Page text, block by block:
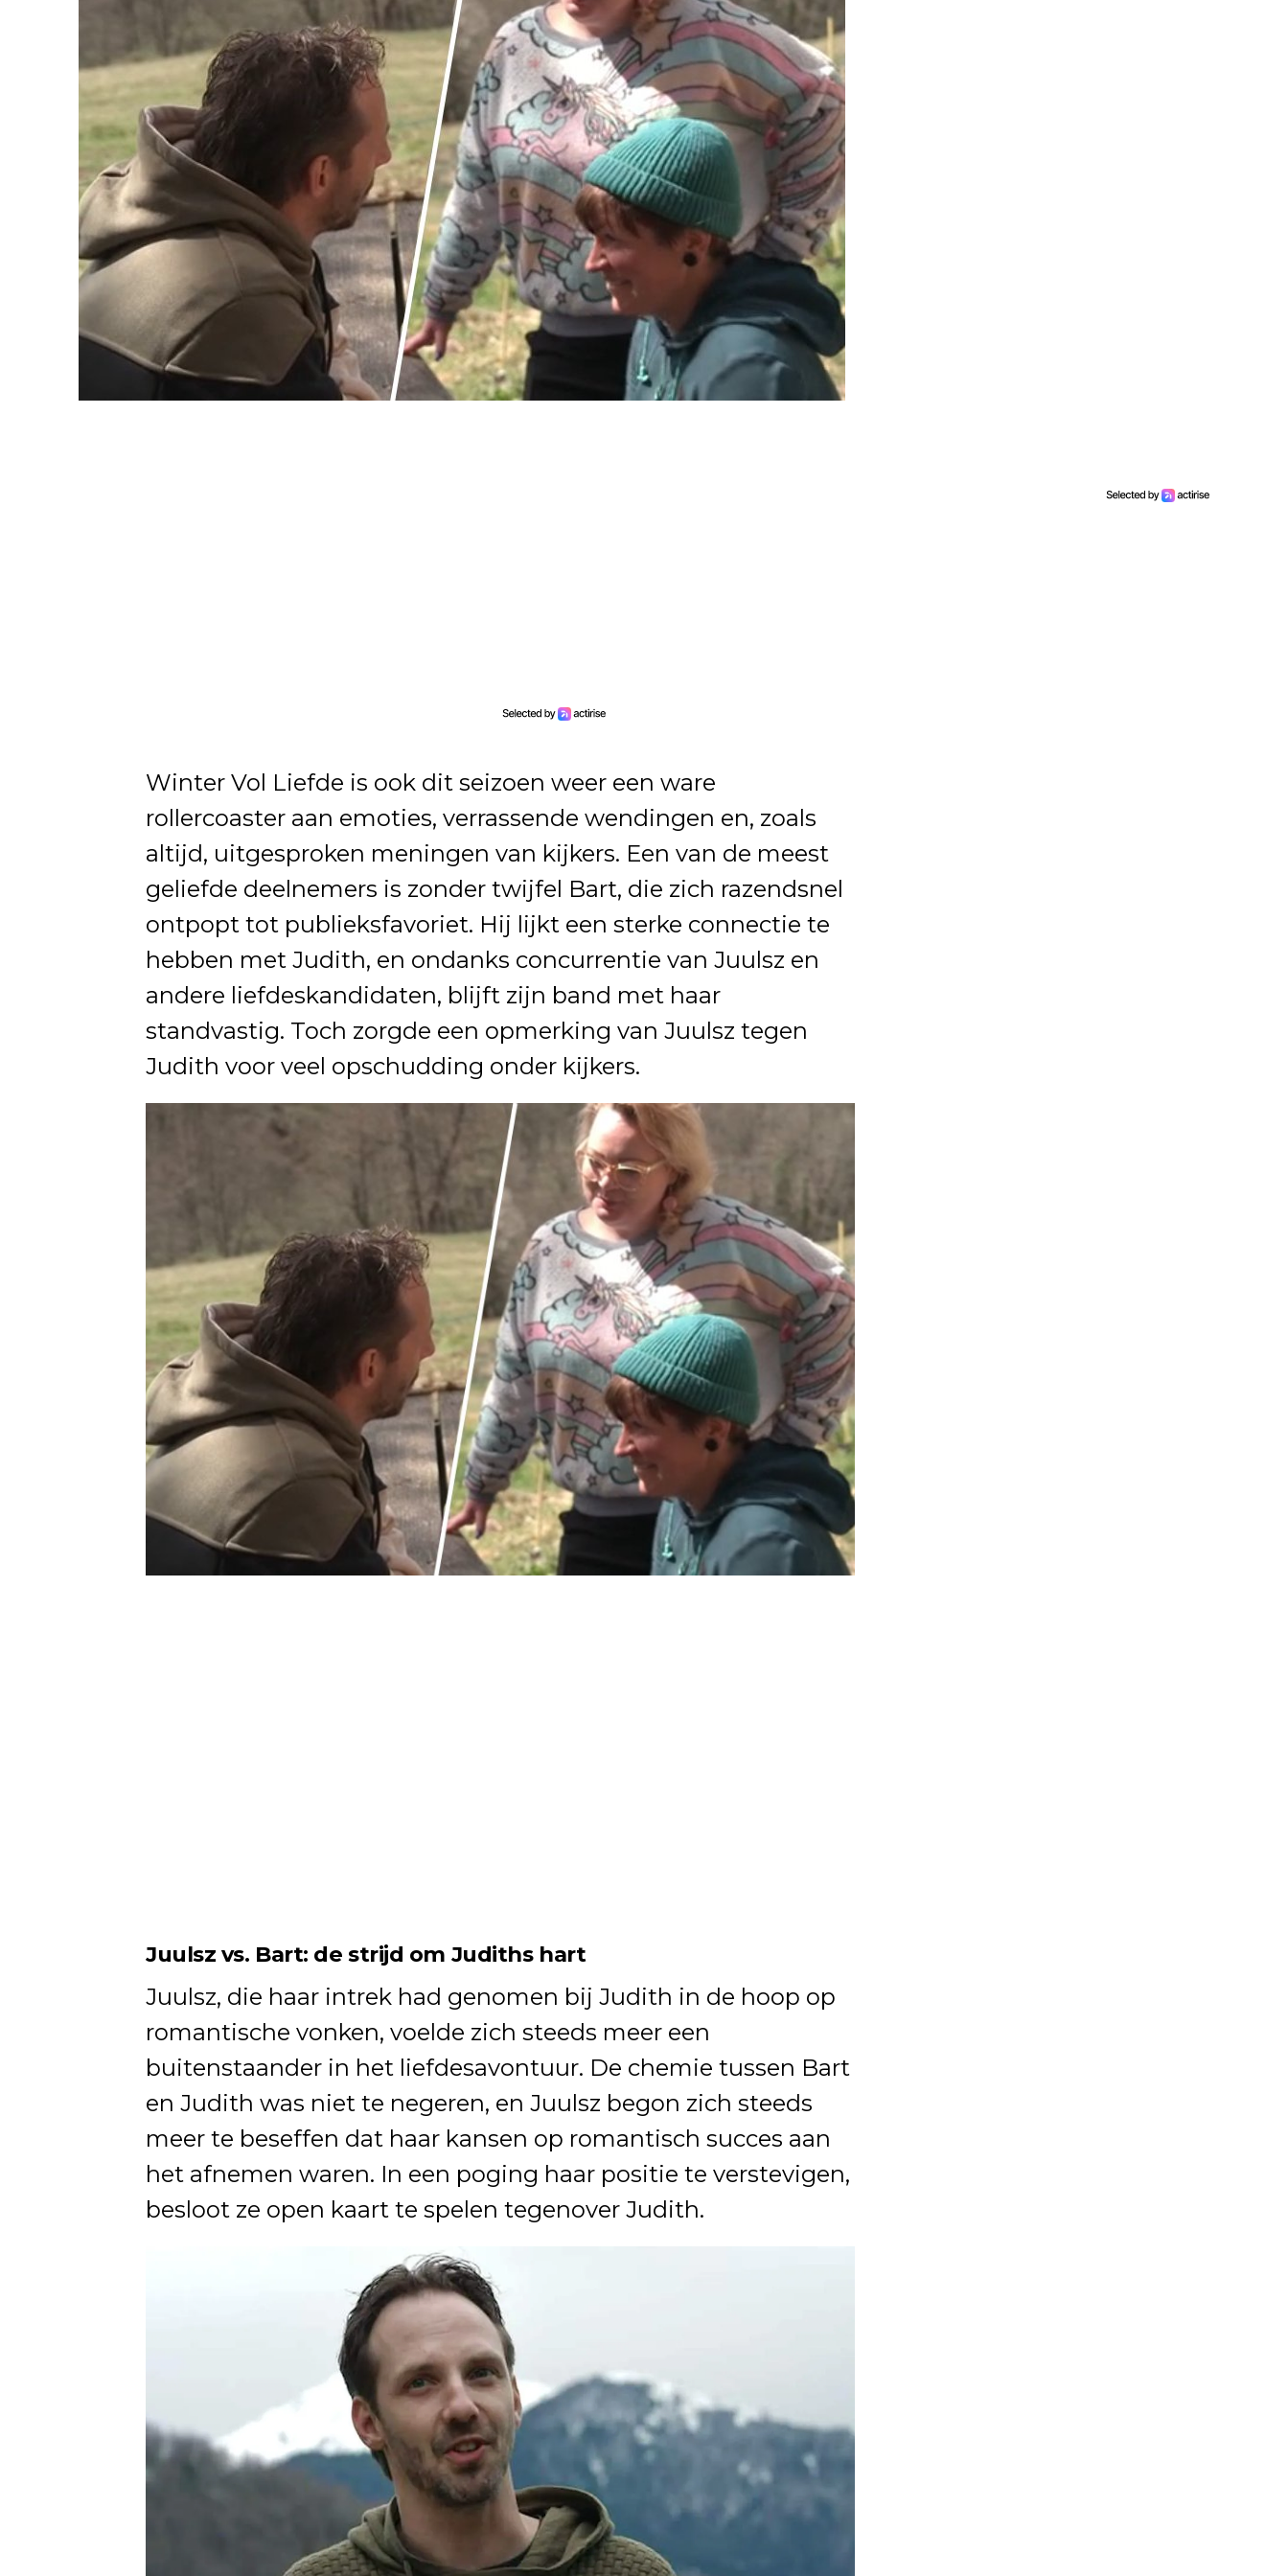
Winter Vol Liefde is ook dit seizoen weer een ware
rollercoaster aan emoties, verrassende wendingen en, zoals
altijd, uitgesproken meningen van kijkers. Een van de meest
geliefde deelnemers is zonder twijfel Bart, die zich razendsnel
ontpopt tot publieksfavoriet. Hij lijkt een sterke connectie te
hebben met Judith, en ondanks concurrentie van Juulsz en
andere liefdeskandidaten, blijft zijn band met haar
standvastig. Toch zorgde een opmerking van Juulsz tegen
Judith voor veel opschudding onder kijkers.
Juulsz vs. Bart: de strijd om Judiths hart
Juulsz, die haar intrek had genomen bij Judith in de hoop op
romantische vonken, voelde zich steeds meer een
buitenstaander in het liefdesavontuur. De chemie tussen Bart
en Judith was niet te negeren, en Juulsz begon zich steeds
meer te beseffen dat haar kansen op romantisch succes aan
het afnemen waren. In een poging haar positie te verstevigen,
besloot ze open kaart te spelen tegenover Judith.